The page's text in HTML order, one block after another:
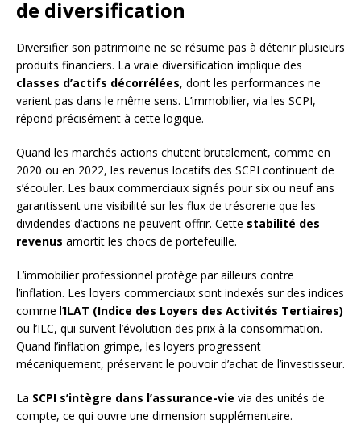
de diversification
Diversifier son patrimoine ne se résume pas à détenir plusieurs
produits financiers. La vraie diversification implique des
classes d’actifs décorrélées, dont les performances ne
varient pas dans le même sens. L’immobilier, via les SCPI,
répond précisément à cette logique.
Quand les marchés actions chutent brutalement, comme en
2020 ou en 2022, les revenus locatifs des SCPI continuent de
s’écouler. Les baux commerciaux signés pour six ou neuf ans
garantissent une visibilité sur les flux de trésorerie que les
dividendes d’actions ne peuvent offrir. Cette stabilité des
revenus amortit les chocs de portefeuille.
L’immobilier professionnel protège par ailleurs contre
l’inflation. Les loyers commerciaux sont indexés sur des indices
comme l’ILAT (Indice des Loyers des Activités Tertiaires)
ou l’ILC, qui suivent l’évolution des prix à la consommation.
Quand l’inflation grimpe, les loyers progressent
mécaniquement, préservant le pouvoir d’achat de l’investisseur.
La SCPI s’intègre dans l’assurance-vie via des unités de
compte, ce qui ouvre une dimension supplémentaire.